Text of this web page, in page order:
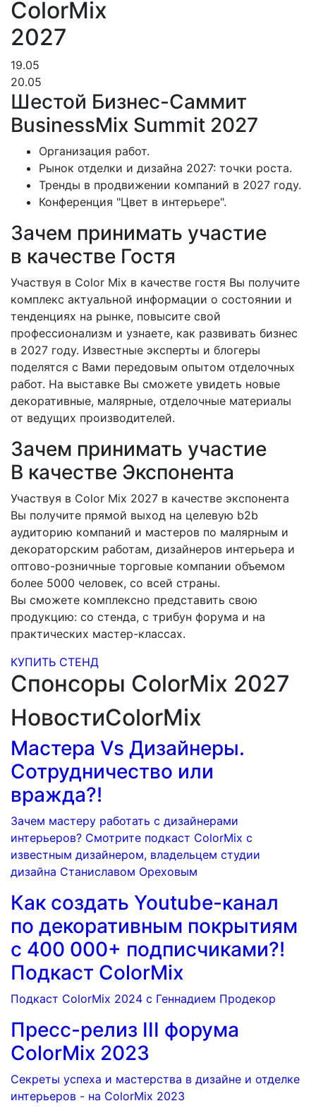
ColorMix
2027
19.05
20.05
Шестой Бизнес-Саммит
BusinessMix Summit 2027
Организация работ.
Рынок отделки и дизайна 2027: точки роста.
Тренды в продвижении компаний в 2027 году.
Конференция "Цвет в интерьере".
Зачем принимать участие
в качестве Гостя
Участвуя в Color Mix в качестве гостя Вы получите
комплекс актуальной информации о состоянии и
тенденциях на рынке, повысите свой
профессионализм и узнаете, как развивать бизнес
в 2027 году. Известные эксперты и блогеры
поделятся с Вами передовым опытом отделочных
работ. На выставке Вы сможете увидеть новые
декоративные, малярные, отделочные материалы
от ведущих производителей.
Зачем принимать участие
В качестве Экспонента
Участвуя в Color Mix 2027 в качестве экспонента
Вы получите прямой выход на целевую b2b
аудиторию компаний и мастеров по малярным и
декораторским работам, дизайнеров интерьера и
оптово-розничные торговые компании объемом
более 5000 человек, со всей страны.
Вы сможете комплексно представить свою
продукцию: со стенда, с трибун форума и на
практических мастер-классах.
КУПИТЬ СТЕНД
Спонсоры ColorMix 2027
НовостиColorMix
Мастера Vs Дизайнеры.
Сотрудничество или
вражда?!
Зачем мастеру работать с дизайнерами
интерьеров? Смотрите подкаст ColorMix с
известным дизайнером, владельцем студии
дизайна Станиславом Ореховым
Как создать Youtube-канал
по декоративным покрытиям
с 400 000+ подписчиками?!
Подкаст ColorMix
Подкаст ColorMix 2024 с Геннадием Продекор
Пресс-релиз III форума
ColorMix 2023
Секреты успеха и мастерства в дизайне и отделке
интерьеров - на ColorMix 2023